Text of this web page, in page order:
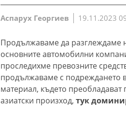
Аспарух Георгиев 19.11.2023
Продължаваме да разглеждаме
основните автомобилни
проследихме превозните
продължаваме с подреждането
материал, където
азиатски произход, тук